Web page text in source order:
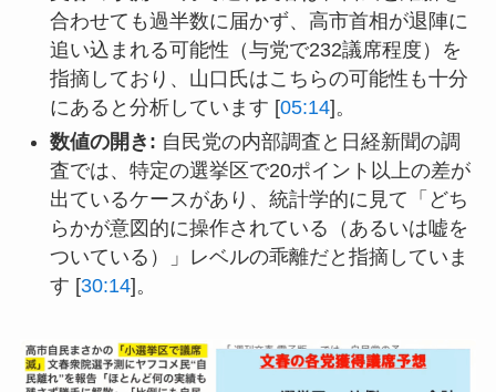
合わせても過半数に届かず、高市首相が退陣に
追い込まれる可能性（与党で232議席程度）を
指摘しており、山口氏はこちらの可能性も十分
にあると分析しています [05:14]。
数値の開き: 自民党の内部調査と日経新聞の調
査では、特定の選挙区で20ポイント以上の差が
出ているケースがあり、統計学的に見て「どち
らかが意図的に操作されている（あるいは嘘を
ついている）」レベルの乖離だと指摘していま
す [30:14]。